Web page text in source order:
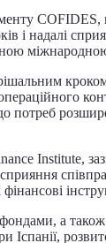
і надалі
потреб
Institute,
фінансові
а також
Іспанії,